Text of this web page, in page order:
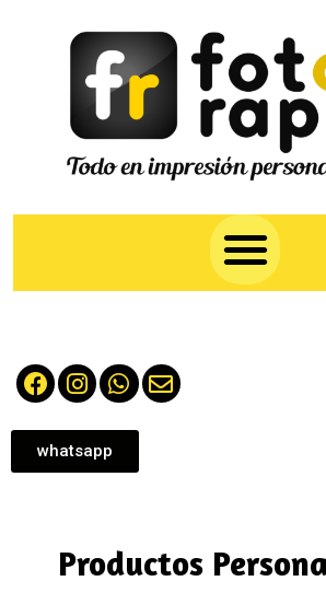
whatsapp
Productos